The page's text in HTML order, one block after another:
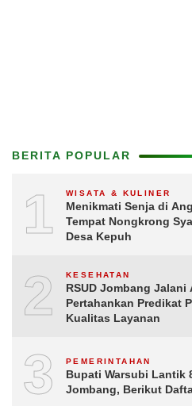
BERITA POPULAR
1 WISATA & KULINER
Menikmati Senja di
Tempat Nongkrong
Desa Kepuh
2 KESEHATAN
RSUD Jombang Jalani
Pertahankan Predikat
Kualitas Layanan
3 PEMERINTAHAN
Bupati Warsubi Lantik
Jombang, Berikut